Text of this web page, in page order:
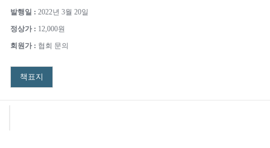
발행일 :2022년 3월 20일
정상가 : 12,000원
회원가 : 협회 문의
책표지